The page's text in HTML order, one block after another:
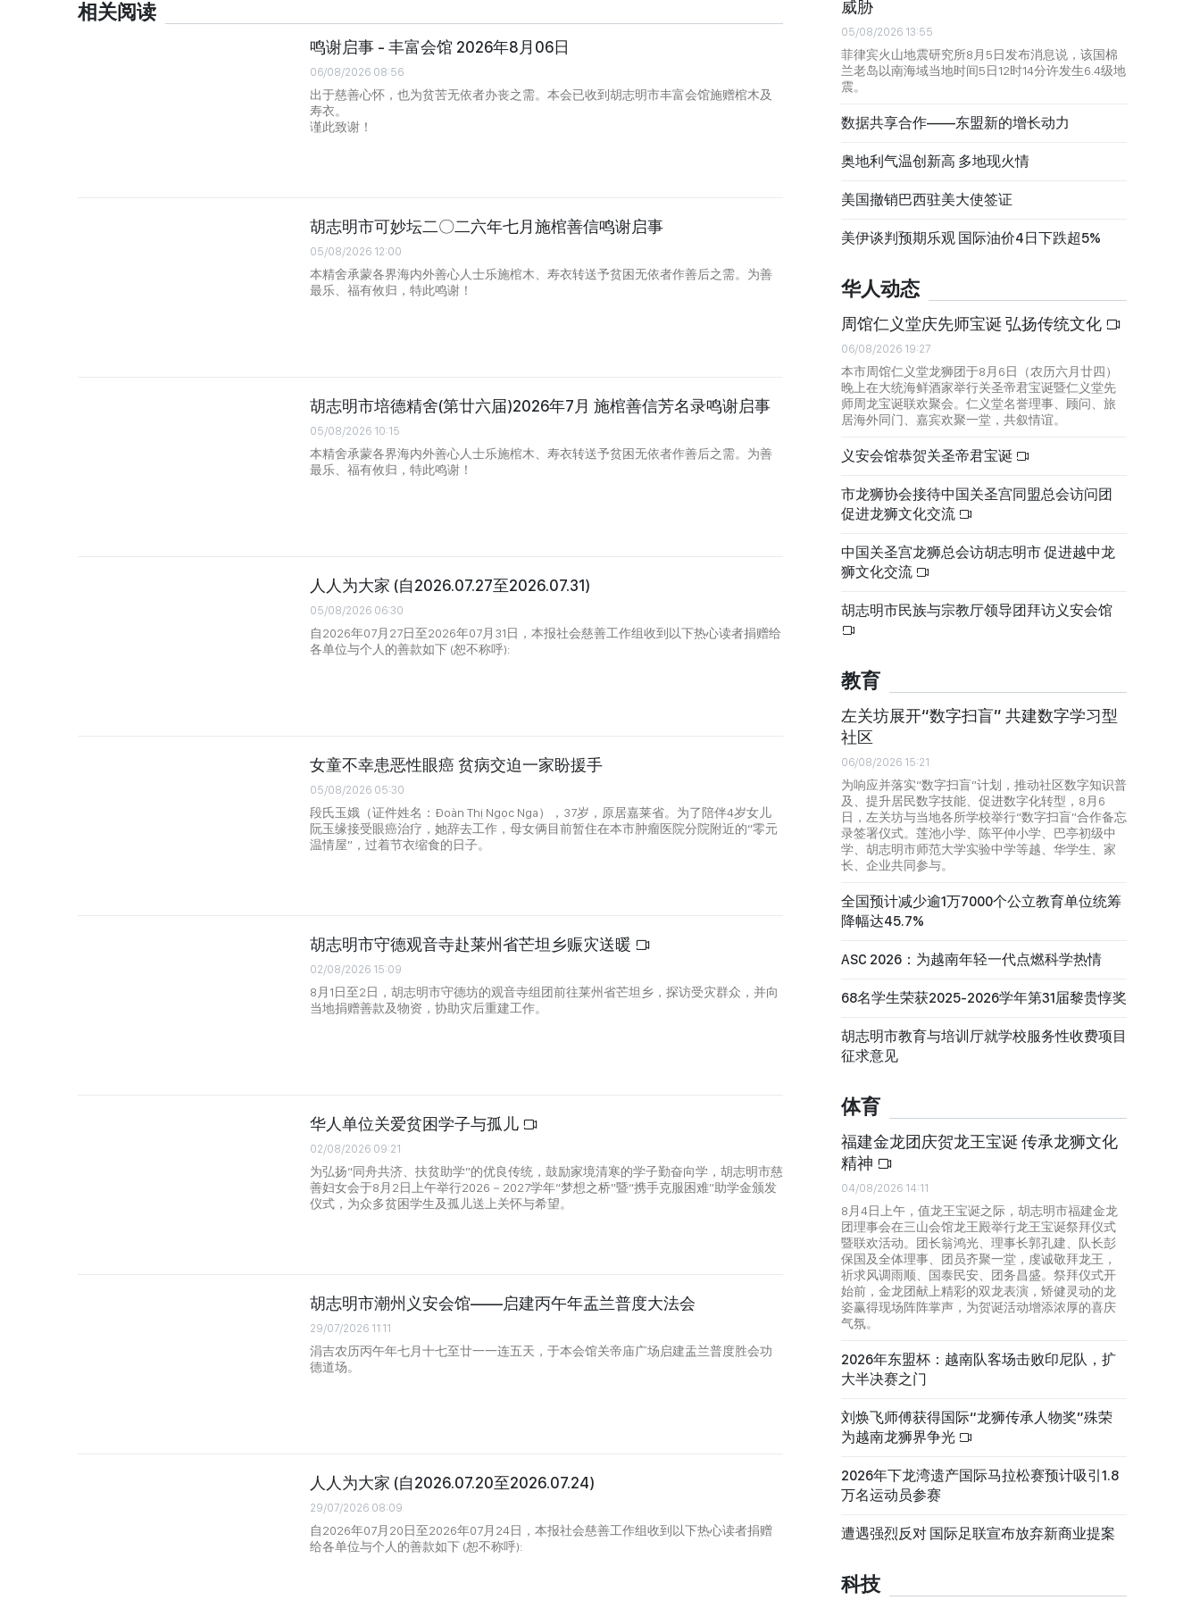
相关阅读
鸣谢启事 - 丰富会馆 2026年8月06日
06/08/2026 08:56
出于慈善心怀，也为贫苦无依者办丧之需。本会已收到胡志明市丰富会馆施赠棺木及
寿衣。
谨此致谢！
胡志明市可妙坛二〇二六年七月施棺善信鸣谢启事
05/08/2026 12:00
本精舍承蒙各界海内外善心人士乐施棺木、寿衣转送予贫困无依者作善后之需。为善
最乐、福有攸归，特此鸣谢！
胡志明市培德精舍(第廿六届)2026年7月 施棺善信芳名录鸣谢启事
05/08/2026 10:15
本精舍承蒙各界海内外善心人士乐施棺木、寿衣转送予贫困无依者作善后之需。为善
最乐、福有攸归，特此鸣谢！
人人为大家 (自2026.07.27至2026.07.31)
05/08/2026 06:30
自2026年07月27日至2026年07月31日，本报社会慈善工作组收到以下热心读者捐赠给
各单位与个人的善款如下 (恕不称呼):
女童不幸患恶性眼癌 贫病交迫一家盼援手
05/08/2026 05:30
段氏玉娥（证件姓名：Đoàn Thị Ngọc Nga），37岁，原居嘉莱省。为了陪伴4岁女儿
阮玉缘接受眼癌治疗，她辞去工作，母女俩目前暂住在本市肿瘤医院分院附近的“零元
温情屋”，过着节衣缩食的日子。
胡志明市守德观音寺赴莱州省芒坦乡赈灾送暖
02/08/2026 15:09
8月1日至2日，胡志明市守德坊的观音寺组团前往莱州省芒坦乡，探访受灾群众，并向
当地捐赠善款及物资，协助灾后重建工作。
华人单位关爱贫困学子与孤儿
02/08/2026 09:21
为弘扬“同舟共济、扶贫助学”的优良传统，鼓励家境清寒的学子勤奋向学，胡志明市慈
善妇女会于8月2日上午举行2026－2027学年“梦想之桥”暨“携手克服困难”助学金颁发
仪式，为众多贫困学生及孤儿送上关怀与希望。
胡志明市潮州义安会馆——启建丙午年盂兰普度大法会
29/07/2026 11:11
涓吉农历丙午年七月十七至廿一一连五天，于本会馆关帝庙广场启建盂兰普度胜会功
德道场。
人人为大家 (自2026.07.20至2026.07.24)
29/07/2026 08:09
自2026年07月20日至2026年07月24日，本报社会慈善工作组收到以下热心读者捐赠
给各单位与个人的善款如下 (恕不称呼):
威胁
05/08/2026 13:55
菲律宾火山地震研究所8月5日发布消息说，该国棉
兰老岛以南海域当地时间5日12时14分许发生6.4级地
震。
数据共享合作——东盟新的增长动力
奥地利气温创新高 多地现火情
美国撤销巴西驻美大使签证
美伊谈判预期乐观 国际油价4日下跌超5%
华人动态
周馆仁义堂庆先师宝诞 弘扬传统文化
06/08/2026 19:27
本市周馆仁义堂龙狮团于8月6日（农历六月廿四）
晚上在大统海鲜酒家举行关圣帝君宝诞暨仁义堂先
师周龙宝诞联欢聚会。仁义堂名誉理事、顾问、旅
居海外同门、嘉宾欢聚一堂，共叙情谊。
义安会馆恭贺关圣帝君宝诞
市龙狮协会接待中国关圣宫同盟总会访问团
促进龙狮文化交流
中国关圣宫龙狮总会访胡志明市 促进越中龙
狮文化交流
胡志明市民族与宗教厅领导团拜访义安会馆
教育
左关坊展开“数字扫盲” 共建数字学习型
社区
06/08/2026 15:21
为响应并落实“数字扫盲”计划，推动社区数字知识普
及、提升居民数字技能、促进数字化转型，8月6
日，左关坊与当地各所学校举行“数字扫盲”合作备忘
录签署仪式。莲池小学、陈平仲小学、巴亭初级中
学、胡志明市师范大学实验中学等越、华学生、家
长、企业共同参与。
全国预计减少逾1万7000个公立教育单位统筹
降幅达45.7%
ASC 2026：为越南年轻一代点燃科学热情
68名学生荣获2025-2026学年第31届黎贵惇奖
胡志明市教育与培训厅就学校服务性收费项目
征求意见
体育
福建金龙团庆贺龙王宝诞 传承龙狮文化
精神
04/08/2026 14:11
8月4日上午，值龙王宝诞之际，胡志明市福建金龙
团理事会在三山会馆龙王殿举行龙王宝诞祭拜仪式
暨联欢活动。团长翁鸿光、理事长郭孔建、队长彭
保国及全体理事、团员齐聚一堂，虔诚敬拜龙王，
祈求风调雨顺、国泰民安、团务昌盛。祭拜仪式开
始前，金龙团献上精彩的双龙表演，矫健灵动的龙
姿赢得现场阵阵掌声，为贺诞活动增添浓厚的喜庆
气氛。
2026年东盟杯：越南队客场击败印尼队，扩
大半决赛之门
刘焕飞师傅获得国际“龙狮传承人物奖”殊荣
为越南龙狮界争光
2026年下龙湾遗产国际马拉松赛预计吸引1.8
万名运动员参赛
遭遇强烈反对 国际足联宣布放弃新商业提案
科技